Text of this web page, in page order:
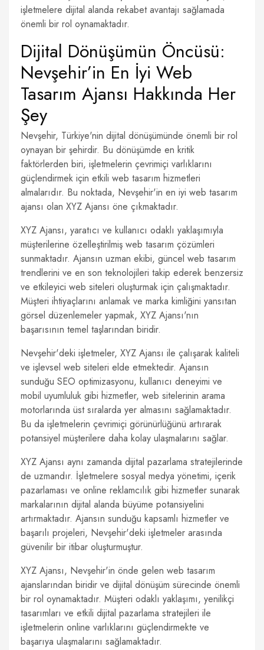
işletmelere dijital alanda rekabet avantajı sağlamada
önemli bir rol oynamaktadır.
Dijital Dönüşümün Öncüsü:
Nevşehir’in En İyi Web
Tasarım Ajansı Hakkında Her
Şey
Nevşehir, Türkiye'nin dijital dönüşümünde önemli bir rol
oynayan bir şehirdir. Bu dönüşümde en kritik
faktörlerden biri, işletmelerin çevrimiçi varlıklarını
güçlendirmek için etkili web tasarım hizmetleri
almalarıdır. Bu noktada, Nevşehir'in en iyi web tasarım
ajansı olan XYZ Ajansı öne çıkmaktadır.
XYZ Ajansı, yaratıcı ve kullanıcı odaklı yaklaşımıyla
müşterilerine özelleştirilmiş web tasarım çözümleri
sunmaktadır. Ajansın uzman ekibi, güncel web tasarım
trendlerini ve en son teknolojileri takip ederek benzersiz
ve etkileyici web siteleri oluşturmak için çalışmaktadır.
Müşteri ihtiyaçlarını anlamak ve marka kimliğini yansıtan
görsel düzenlemeler yapmak, XYZ Ajansı'nın
başarısının temel taşlarından biridir.
Nevşehir'deki işletmeler, XYZ Ajansı ile çalışarak kaliteli
ve işlevsel web siteleri elde etmektedir. Ajansın
sunduğu SEO optimizasyonu, kullanıcı deneyimi ve
mobil uyumluluk gibi hizmetler, web sitelerinin arama
motorlarında üst sıralarda yer almasını sağlamaktadır.
Bu da işletmelerin çevrimiçi görünürlüğünü artırarak
potansiyel müşterilere daha kolay ulaşmalarını sağlar.
XYZ Ajansı aynı zamanda dijital pazarlama stratejilerinde
de uzmandır. İşletmelere sosyal medya yönetimi, içerik
pazarlaması ve online reklamcılık gibi hizmetler sunarak
markalarının dijital alanda büyüme potansiyelini
artırmaktadır. Ajansın sunduğu kapsamlı hizmetler ve
başarılı projeleri, Nevşehir'deki işletmeler arasında
güvenilir bir itibar oluşturmuştur.
XYZ Ajansı, Nevşehir'in önde gelen web tasarım
ajanslarından biridir ve dijital dönüşüm sürecinde önemli
bir rol oynamaktadır. Müşteri odaklı yaklaşımı, yenilikçi
tasarımları ve etkili dijital pazarlama stratejileri ile
işletmelerin online varlıklarını güçlendirmekte ve
başarıya ulaşmalarını sağlamaktadır.